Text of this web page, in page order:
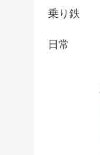
乗り鉄
日常